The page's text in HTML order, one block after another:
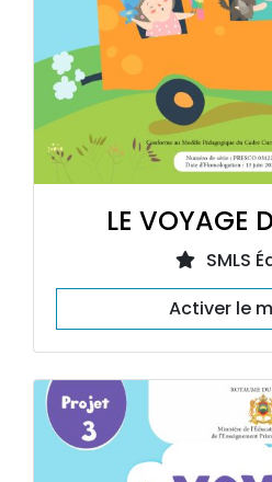
LE VOYAGE
SMLS
Activer le